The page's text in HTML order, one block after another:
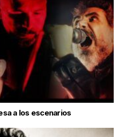
a los escenarios